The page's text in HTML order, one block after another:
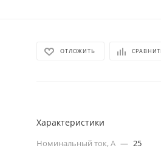
ОТЛОЖИТЬ
Характеристики
Номинальный ток, А — 25